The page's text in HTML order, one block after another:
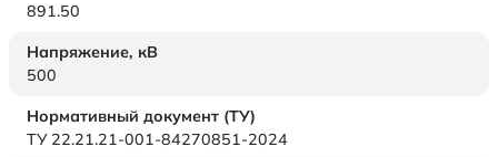
891.50
Напряжение, кВ
500
Нормативный документ (ТУ)
ТУ 22.21.21-001-84270851-2024